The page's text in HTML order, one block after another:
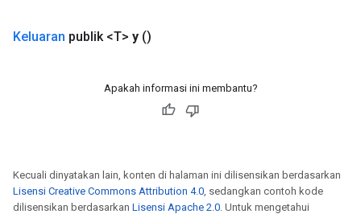
Keluaran publik <T> y ()
Apakah informasi ini membantu?
Kecuali dinyatakan lain, konten di halaman ini dilisensikan berdasarkan
Lisensi Creative Commons Attribution 4.0, sedangkan contoh kode
dilisensikan berdasarkan Lisensi Apache 2.0. Untuk mengetahui